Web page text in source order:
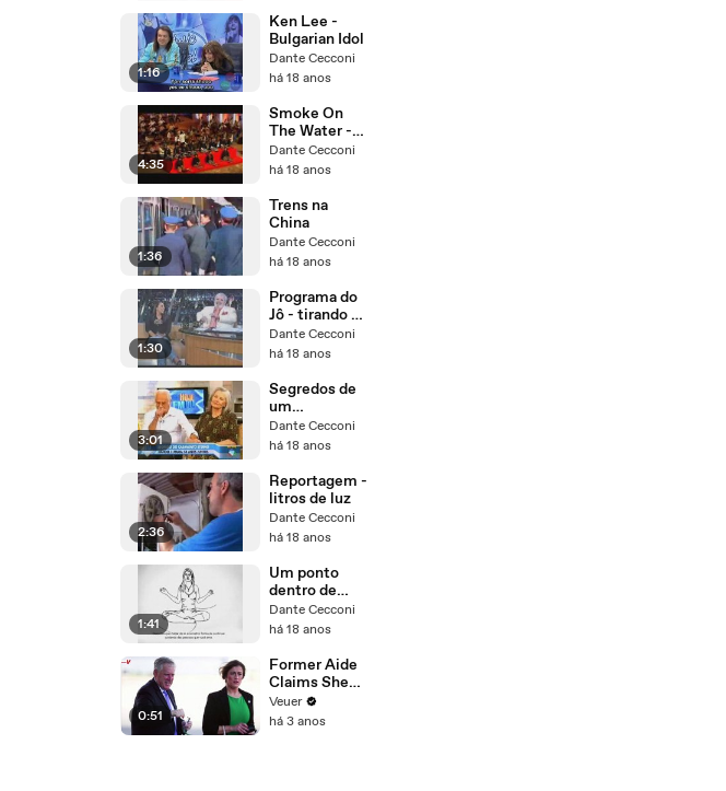
1:16
Ken Lee -
Bulgarian Idol
Dante Cecconi
há 18 anos
4:35
Smoke On
The Water -
japan version
Dante Cecconi
há 18 anos
1:36
Trens na
China
Dante Cecconi
há 18 anos
1:30
Programa do
Jô - tirando o
cara na balada
(caneta bic)
Dante Cecconi
há 18 anos
3:01
Segredos de
um
casamento
vitorioso
Dante Cecconi
há 18 anos
2:36
Reportagem -
litros de luz
Dante Cecconi
há 18 anos
1:41
Um ponto
dentro de
você
Dante Cecconi
há 18 anos
0:51
Former Aide
Claims She
Was Asked to
Make a ‘Hit
Veuer
há 3 anos